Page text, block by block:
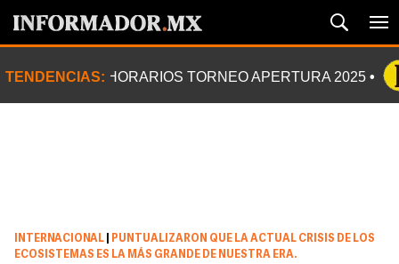
TENDENCIAS: HORARIOS TORNEO APERTURA 2025
INTERNACIONAL
PUNTUALIZARON QUE LA ACTUAL CRISIS DE LOS
ECOSISTEMAS ES LA MÁS GRANDE DE NUESTRA ERA.